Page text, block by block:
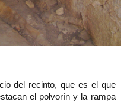
del recinto, que es el que
el polvorín y la rampa